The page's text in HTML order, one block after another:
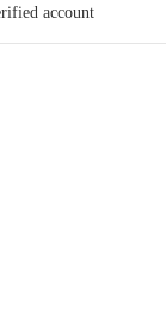
account